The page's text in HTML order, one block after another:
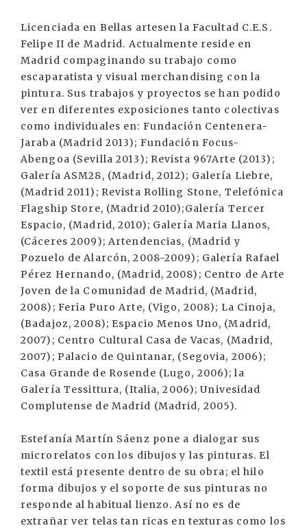
Licenciada en Bellas artesen la Facultad C.E.S.
Felipe II de Madrid. Actualmente reside en
Madrid compaginando su trabajo como
escaparatista y visual merchandising con la
pintura. Sus trabajos y proyectos se han podido
ver en diferentes exposiciones tanto colectivas
como individuales en: Fundación Centenera-
Jaraba (Madrid 2013); Fundación Focus-
Abengoa (Sevilla 2013); Revista 967Arte (2013);
Galería ASM28, (Madrid, 2012); Galería Liebre,
(Madrid 2011); Revista Rolling Stone, Telefónica
Flagship Store, (Madrid 2010);Galería Tercer
Espacio, (Madrid, 2010); Galería Maria Llanos,
(Cáceres 2009); Artendencias, (Madrid y
Pozuelo de Alarcón, 2008-2009); Galería Rafael
Pérez Hernando, (Madrid, 2008); Centro de Arte
Joven de la Comunidad de Madrid, (Madrid,
2008); Feria Puro Arte, (Vigo, 2008); La Cinoja,
(Badajoz, 2008); Espacio Menos Uno, (Madrid,
2007); Centro Cultural Casa de Vacas, (Madrid,
2007); Palacio de Quintanar, (Segovia, 2006);
Casa Grande de Rosende (Lugo, 2006); la
Galería Tessittura, (Italia, 2006); Univesidad
Complutense de Madrid (Madrid, 2005).
Estefanía Martín Sáenz pone a dialogar sus
microrelatos con los dibujos y las pinturas. El
textil está presente dentro de su obra; el hilo
forma dibujos y el soporte de sus pinturas no
responde al habitual lienzo. Así no es de
extrañar ver telas tan ricas en texturas como los